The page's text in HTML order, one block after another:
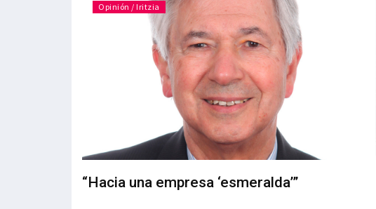
Opinión / Iritzia
“Hacia una empresa ‘esmeralda’”